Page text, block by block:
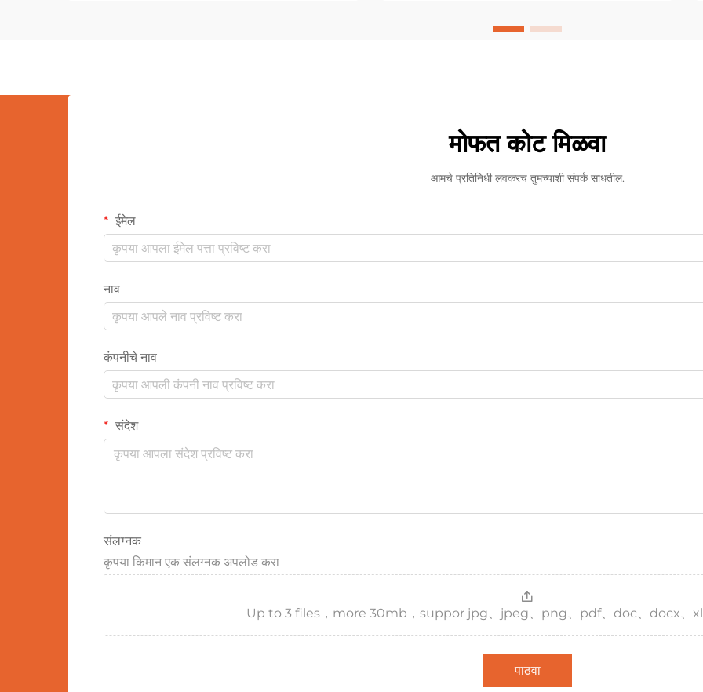
मोफत कोट मिळवा
आमचे प्रतिनिधी लवकरच तुमच्याशी संपर्क साधतील.
ईमेल
नाव
कंपनीचे नाव
संदेश
संलग्नक
कृपया किमान एक संलग्नक अपलोड करा
Up to 3 files，more 30mb，suppor jpg、jpeg、png、pdf、doc、docx、
पाठवा